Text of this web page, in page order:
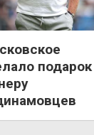
подарок